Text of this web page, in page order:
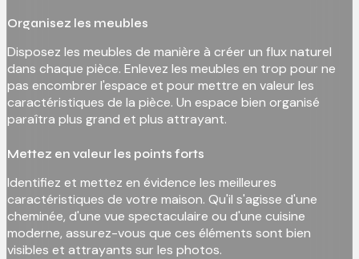
Organisez les meubles
Disposez les meubles de manière à créer un flux naturel
dans chaque pièce. Enlevez les meubles en trop pour ne
pas encombrer l'espace et pour mettre en valeur les
caractéristiques de la pièce. Un espace bien organisé
paraîtra plus grand et plus attrayant.
Mettez en valeur les points forts
Identifiez et mettez en évidence les meilleures
caractéristiques de votre maison. Qu'il s'agisse d'une
cheminée, d'une vue spectaculaire ou d'une cuisine
moderne, assurez-vous que ces éléments sont bien
visibles et attrayants sur les photos.